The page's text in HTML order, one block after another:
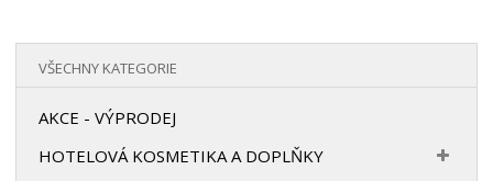
VŠECHNY KATEGORIE
AKCE - VÝPRODEJ
HOTELOVÁ KOSMETIKA A DOPLŇKY